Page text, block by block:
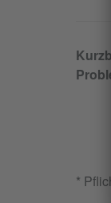
*